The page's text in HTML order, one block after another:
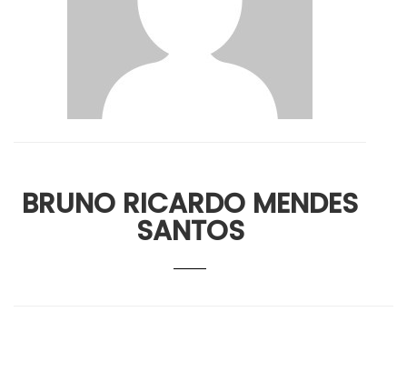
BRUNO RICARDO MENDES
SANTOS